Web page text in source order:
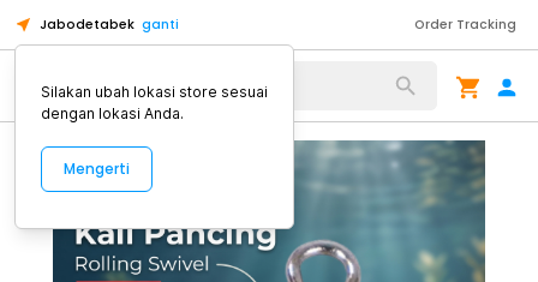
Jabodetabek ganti Order Tracking
Alat Kopi
Silakan ubah lokasi store sesuai
dengan lokasi Anda.
Mengerti